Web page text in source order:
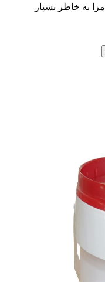
مرا به خاطر بسپار